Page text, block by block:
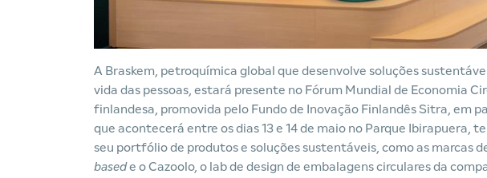
A Braskem, petroquímica global que desenvolve soluções
vida das pessoas, estará presente no Fórum Mundial de Economia
finlandesa, promovida pelo Fundo de Inovação Finlandês Sitra, em
que acontecerá entre os dias 13 e 14 de maio no Parque Ibirapuera,
seu portfólio de produtos e soluções sustentáveis, como as marcas
basede o Cazoolo, o lab de design de embalagens circulares da